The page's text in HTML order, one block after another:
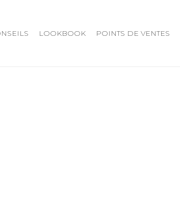
LOOKBOOK POINTS DE VENTES